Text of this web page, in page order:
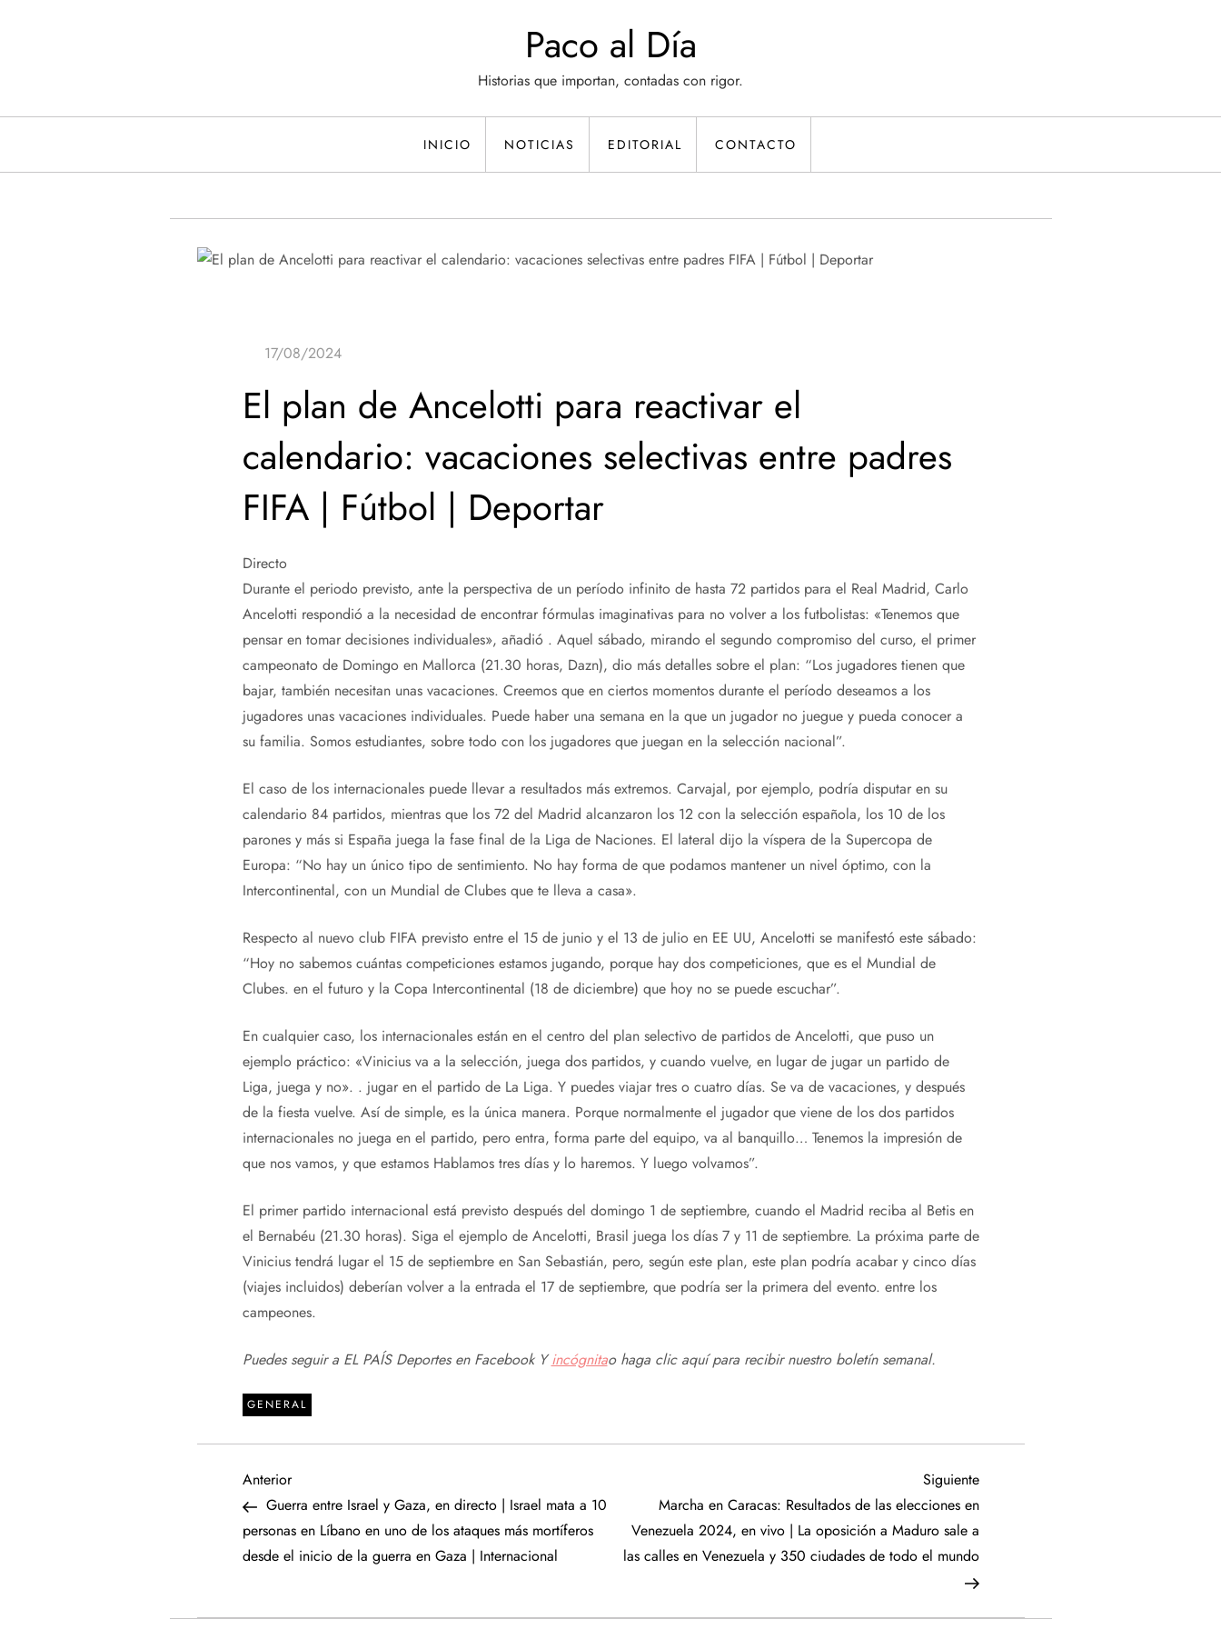
Paco al Día
Historias que importan, contadas con rigor.
INICIO NOTICIAS EDITORIAL CONTACTO
El plan de Ancelotti para reactivar el
calendario: vacaciones selectivas entre padres
FIFA | Fútbol | Deportar
Directo
Durante el periodo previsto, ante la perspectiva de un período infinito de hasta 72 partidos para el Real Madrid, Carlo
Ancelotti respondió a la necesidad de encontrar fórmulas imaginativas para no volver a los futbolistas: «Tenemos que
pensar en tomar decisiones individuales», añadió . Aquel sábado, mirando el segundo compromiso del curso, el primer
campeonato de Domingo en Mallorca (21.30 horas, Dazn), dio más detalles sobre el plan: “Los jugadores tienen que
bajar, también necesitan unas vacaciones. Creemos que en ciertos momentos durante el período deseamos a los
jugadores unas vacaciones individuales. Puede haber una semana en la que un jugador no juegue y pueda conocer a
su familia. Somos estudiantes, sobre todo con los jugadores que juegan en la selección nacional”.
El caso de los internacionales puede llevar a resultados más extremos. Carvajal, por ejemplo, podría disputar en su
calendario 84 partidos, mientras que los 72 del Madrid alcanzaron los 12 con la selección española, los 10 de los
parones y más si España juega la fase final de la Liga de Naciones. El lateral dijo la víspera de la Supercopa de
Europa: “No hay un único tipo de sentimiento. No hay forma de que podamos mantener un nivel óptimo, con la
Intercontinental, con un Mundial de Clubes que te lleva a casa».
Respecto al nuevo club FIFA previsto entre el 15 de junio y el 13 de julio en EE UU, Ancelotti se manifestó este sábado:
“Hoy no sabemos cuántas competiciones estamos jugando, porque hay dos competiciones, que es el Mundial de
Clubes. en el futuro y la Copa Intercontinental (18 de diciembre) que hoy no se puede escuchar”.
En cualquier caso, los internacionales están en el centro del plan selectivo de partidos de Ancelotti, que puso un
ejemplo práctico: «Vinicius va a la selección, juega dos partidos, y cuando vuelve, en lugar de jugar un partido de
Liga, juega y no». . jugar en el partido de La Liga. Y puedes viajar tres o cuatro días. Se va de vacaciones, y después
de la fiesta vuelve. Así de simple, es la única manera. Porque normalmente el jugador que viene de los dos partidos
internacionales no juega en el partido, pero entra, forma parte del equipo, va al banquillo… Tenemos la impresión de
que nos vamos, y que estamos Hablamos tres días y lo haremos. Y luego volvamos”.
El primer partido internacional está previsto después del domingo 1 de septiembre, cuando el Madrid reciba al Betis en
el Bernabéu (21.30 horas). Siga el ejemplo de Ancelotti, Brasil juega los días 7 y 11 de septiembre. La próxima parte de
Vinicius tendrá lugar el 15 de septiembre en San Sebastián, pero, según este plan, este plan podría acabar y cinco días
(viajes incluidos) deberían volver a la entrada el 17 de septiembre, que podría ser la primera del evento. entre los
campeones.
Puedes seguir a EL PAÍS Deportes en FacebookYincógnitao haga clic aquí para recibirnuestro boletín semanal.
GENERAL
N
a
v
e
Entrada
anterior
Anterior
Guerra entre Israel y Gaza, en directo | Israel mata a 10
personas en Líbano en uno de los ataques más mortíferos
desde el inicio de la guerra en Gaza | Internacional
Siguiente
entrada
Siguiente
Marcha en Caracas: Resultados de las elecciones en
Venezuela 2024, en vivo | La oposición a Maduro sale a
las calles en Venezuela y 350 ciudades de todo el mundo